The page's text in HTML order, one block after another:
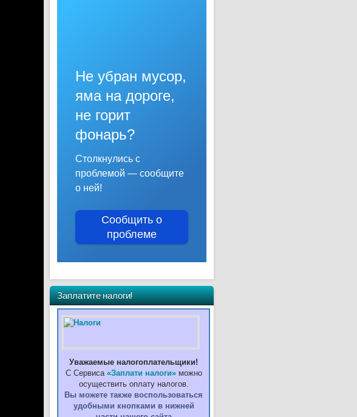
Не убран мусор,
яма на дороге,
не горит
фонарь?
Столкнулись с
проблемой — сообщите
о ней!
Сообщить о
проблеме
Заплатите налоги!
Уважаемые налогоплательщики!
С Сервиса «Заплати налоги»можно
осуществить оплату налогов.
Вы можете также воспользоваться
удобными кнопками в нижней